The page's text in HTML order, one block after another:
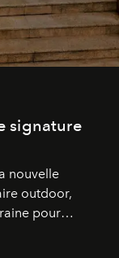
signature
nouvelle
outdoor,
pour